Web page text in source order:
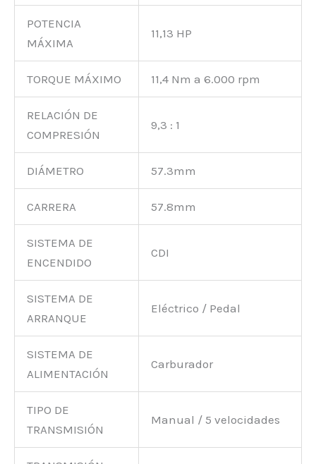
POTENCIA
MÁXIMA
11,13 HP
TORQUE MÁXIMO 11,4 Nm a 6.000 rpm
RELACIÓN DE
COMPRESIÓN
9,3 : 1
DIÁMETRO 57.3mm
CARRERA 57.8mm
SISTEMA DE
ENCENDIDO
CDI
SISTEMA DE
ARRANQUE
Eléctrico / Pedal
SISTEMA DE
ALIMENTACIÓN
Carburador
TIPO DE
TRANSMISIÓN
Manual / 5 velocidades